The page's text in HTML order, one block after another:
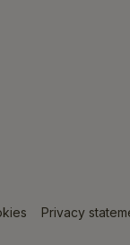
Privacy